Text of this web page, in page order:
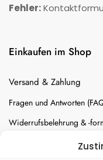
Fehler:
Einkaufen im Shop
Versand & Zahlung
Fragen und Antworten
Widerrufsbelehrung & -
Batterien-Entsorgung